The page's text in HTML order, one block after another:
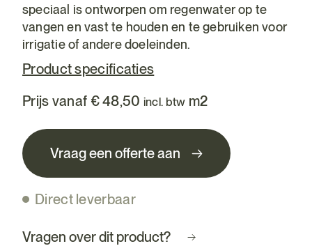
Prijs vanaf €48,50 incl. btw m2
speciaal is ontworpen om regenwater op te
vangen en vast te houden en te gebruiken voor
irrigatie of andere doeleinden.
Product specificaties
Direct leverbaar
Vraag een offerte aan
Vragen over dit product?